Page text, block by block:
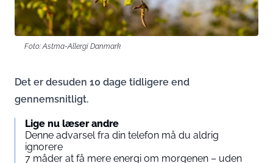
Foto: Astma-Allergi Danmark
Det er desuden 10 dage tidligere end
gennemsnitligt.
Lige nu læser andre
Denne advarsel fra din telefon må du aldrig
ignorere
7 måder at få mere energi om morgenen – uden